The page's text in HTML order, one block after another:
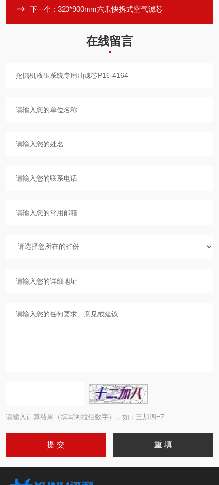
下一个： 320*900mm六爪快拆式空气滤芯
在线留言
请输入计算结果（填写阿拉伯数字），如：三加四=7